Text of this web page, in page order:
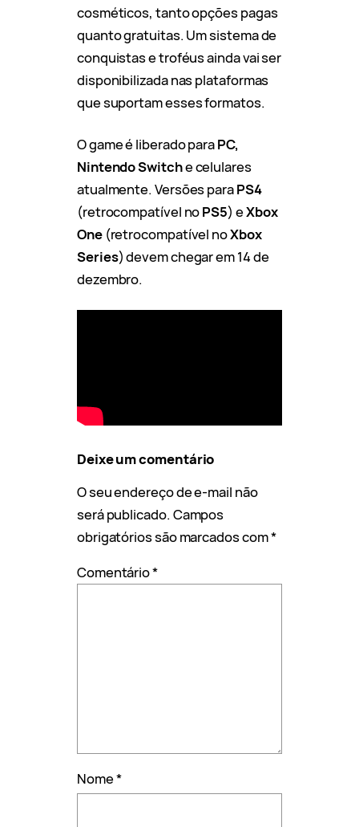
cosméticos, tanto opções pagas
quanto gratuitas. Um sistema de
conquistas e troféus ainda vai ser
disponibilizada nas plataformas
que suportam esses formatos.
O game é liberado paraPC,
Nintendo Switche celulares
atualmente. Versões paraPS4
(retrocompatível noPS5) eXbox
One(retrocompatível noXbox
Series) devem chegar em 14 de
dezembro.
Deixe um comentário
O seu endereço de e-mail não
será publicado. Campos
obrigatórios são marcados com*
Comentário*
Nome*